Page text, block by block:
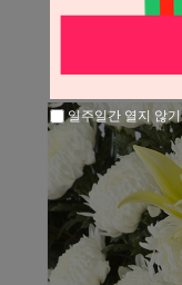
일주일간 열지 않기